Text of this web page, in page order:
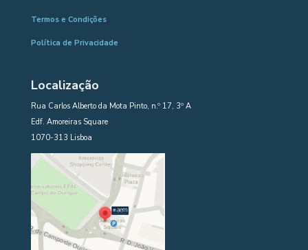
Termos e Condições
Política de Privacidade
Localização
Rua Carlos Alberto da Mota Pinto, n.º 17, 3º A
Edf. Amoreiras Square
1070-313 Lisboa